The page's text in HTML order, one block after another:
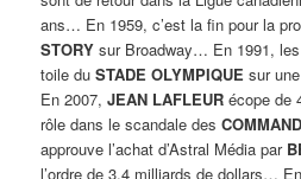
ans… En 1959, c’est la fin pour la
STORY sur Broadway… En 1991,
toile duSTADE OLYMPIQUE sur
En 2007,JEAN LAFLEUR écope de
rôle dans le scandale des
approuve l’achat d’Astral Média par
l’ordre de 3,4 milliards de dollars…